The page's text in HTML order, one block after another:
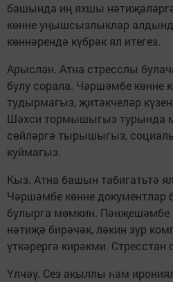
башында иң яхшы
көнне уңышсызлыклар
көннәрендә күбрәк ял итегез.
Арыслан. Атна стресслы
булу сорала. Чәршәмбе көнне
тудырмагыз, җитәкчеләр
Шәхси тормышыгыз турында
сөйләргә тырышыгыз,
куймагыз.
Кыз. Атна башын табигатьтә
Чәршәмбе көнне документлар
булырга мөмкин. Пәнҗешәмбе
нәтиҗә бирәчәк, ләкин зур
үткәрергә кирәкми. Стресстан
Үлчәү. Сез акыллы һәм